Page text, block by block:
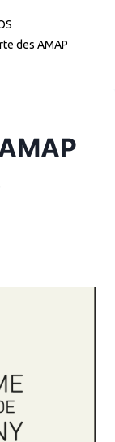
des AMAP